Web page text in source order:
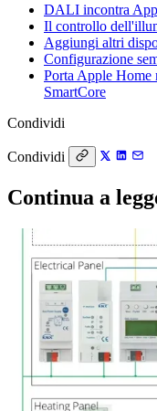
DALI incontra
Il controllo
Aggiungi altri
Configurazione
Porta Apple
SmartCore
Condividi
Condividi
Continua a